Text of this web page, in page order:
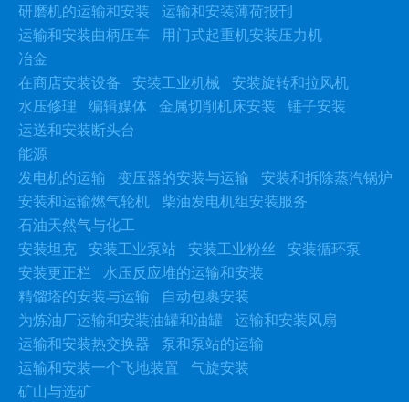
研磨机的运输和安装
运输和安装薄荷报刊
运输和安装曲柄压车
用门式起重机安装压力机
冶金
在商店安装设备
安装工业机械 安装旋转和拉风机
水压修理
编辑媒体 金属切削机床安装
锤子安装
运送和安装断头台
能源
发电机的运输
变压器的安装与运输
安装和拆除蒸汽锅炉
安装和运输燃气轮机
柴油发电机组安装服务
石油天然气与化工
安装坦克 安装工业泵站 安装工业粉丝
安装循环泵
安装更正栏
水压反应堆的运输和安装
精馏塔的安装与运输
自动包裹安装
为炼油厂运输和安装油罐和油罐
运输和安装风扇
运输和安装热交换器
泵和泵站的运输
运输和安装一个飞地装置
气旋安装
矿山与选矿